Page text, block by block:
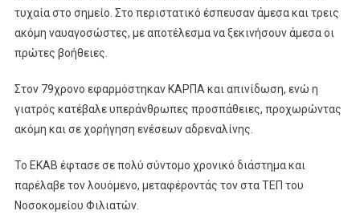
τυχαία στο σημείο. Στο περιστατικό έσπευσαν άμεσα και τρεις
ακόμη ναυαγοσώστες, με αποτέλεσμα να ξεκινήσουν άμεσα οι
πρώτες βοήθειες.
Στον 79χρονο εφαρμόστηκαν ΚΑΡΠΑ και απινίδωση, ενώ η
γιατρός κατέβαλε υπεράνθρωπες προσπάθειες, προχωρώντας
ακόμη και σε χορήγηση ενέσεων αδρεναλίνης.
Το ΕΚΑΒ έφτασε σε πολύ σύντομο χρονικό διάστημα και
παρέλαβε τον λουόμενο, μεταφέροντάς τον στα ΤΕΠ του
Νοσοκομείου Φιλιατών.